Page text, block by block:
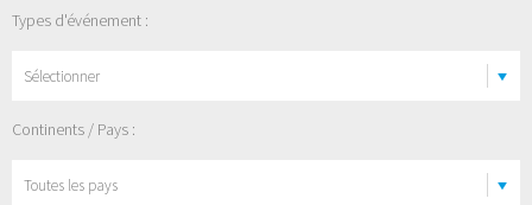
Types d'événement :
Sélectionner
Continents / Pays :